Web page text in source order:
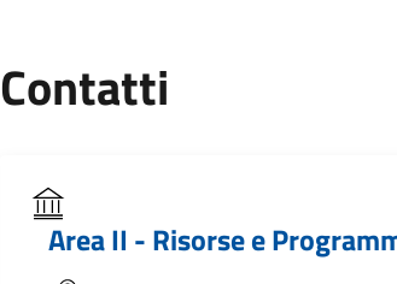
Contatti
Area II - Risorse e